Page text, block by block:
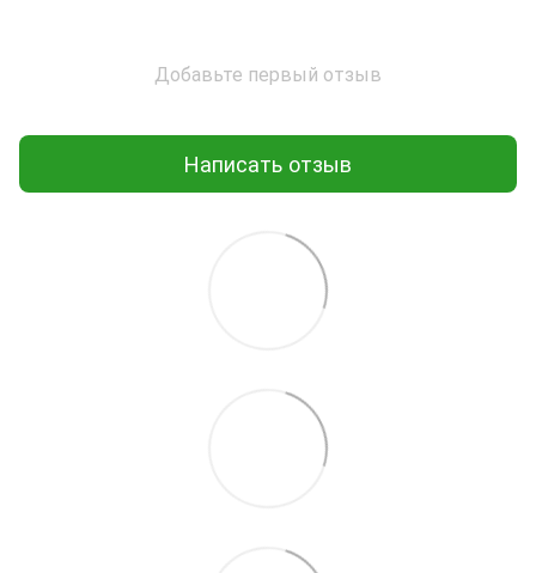
Добавьте первый отзыв
Написать отзыв